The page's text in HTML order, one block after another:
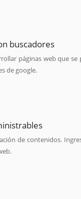
buscadores
páginas web que
de google.
de contenidos.